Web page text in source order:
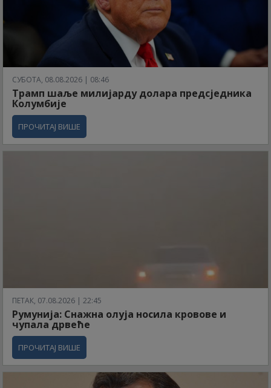
СУБОТА, 08.08.2026 | 08:46
Трамп шаље милијарду долара предсједника
Колумбије
ПРОЧИТАЈ ВИШЕ
ПЕТАК, 07.08.2026 | 22:45
Румунија: Снажна олуја носила кровове и
чупала дрвеће
ПРОЧИТАЈ ВИШЕ